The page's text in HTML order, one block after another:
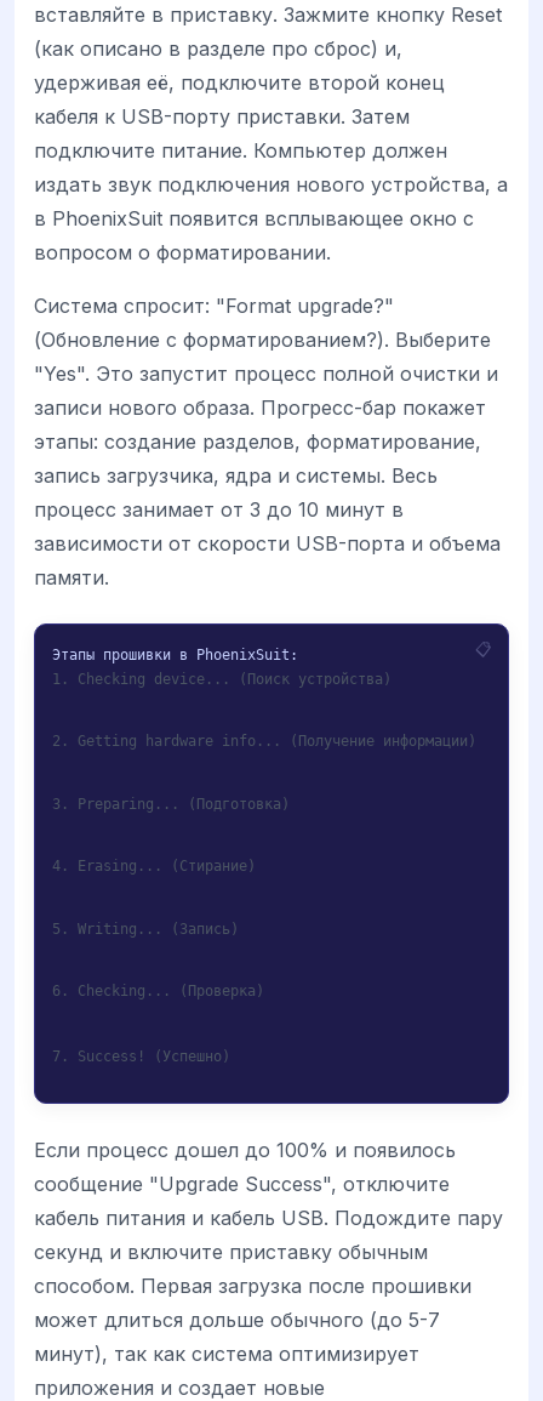
вставляйте в приставку. Зажмите кнопку Reset
(как описано в разделе про сброс) и,
удерживая её, подключите второй конец
кабеля к USB-порту приставки. Затем
подключите питание. Компьютер должен
издать звук подключения нового устройства, а
в PhoenixSuit появится всплывающее окно с
вопросом о форматировании.
Система спросит: "Format upgrade?"
(Обновление с форматированием?). Выберите
"Yes". Это запустит процесс полной очистки и
записи нового образа. Прогресс-бар покажет
этапы: создание разделов, форматирование,
запись загрузчика, ядра и системы. Весь
процесс занимает от 3 до 10 минут в
зависимости от скорости USB-порта и объема
памяти.
1. Checking device... (Поиск устройства)
2. Getting hardware info... (Получение информации)
3. Preparing... (Подготовка)
4. Erasing... (Стирание)
5. Writing... (Запись)
6. Checking... (Проверка)
7. Success! (Успешно)
Если процесс дошел до 100% и появилось
сообщение "Upgrade Success", отключите
кабель питания и кабель USB. Подождите пару
секунд и включите приставку обычным
способом. Первая загрузка после прошивки
может длиться дольше обычного (до 5-7
минут), так как система оптимизирует
приложения и создает новые